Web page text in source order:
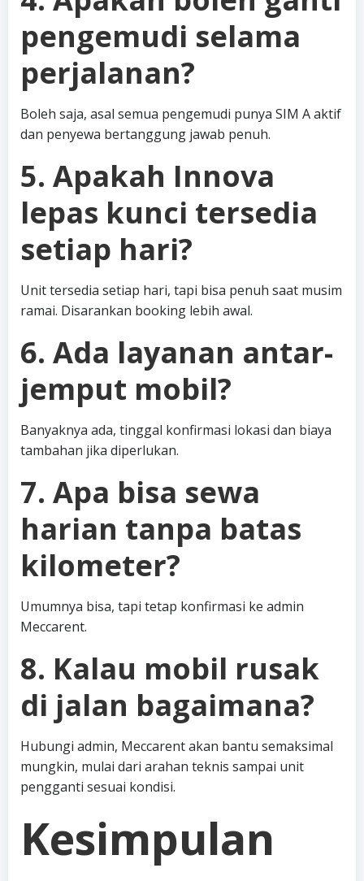
pengemudi selama
perjalanan?
Boleh saja, asal semua pengemudi punya SIM A aktif
dan penyewa bertanggung jawab penuh.
5. Apakah Innova
lepas kunci tersedia
setiap hari?
Unit tersedia setiap hari, tapi bisa penuh saat musim
ramai. Disarankan booking lebih awal.
6. Ada layanan antar-
jemput mobil?
Banyaknya ada, tinggal konfirmasi lokasi dan biaya
tambahan jika diperlukan.
7. Apa bisa sewa
harian tanpa batas
kilometer?
Umumnya bisa, tapi tetap konfirmasi ke admin
Meccarent.
8. Kalau mobil rusak
di jalan bagaimana?
Hubungi admin, Meccarent akan bantu semaksimal
mungkin, mulai dari arahan teknis sampai unit
pengganti sesuai kondisi.
Kesimpulan